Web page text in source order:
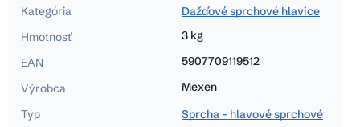
Kategória
Dažďové sprchové hlavice
Hmotnosť
3 kg
EAN
5907709119512
Výrobca
Mexen
Typ
Sprcha - hlavové sprchové